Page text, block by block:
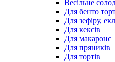
Весільне
Для бенто
Для зефіру,
Для кексів
Для макаронс
Для пряників
Для тортів